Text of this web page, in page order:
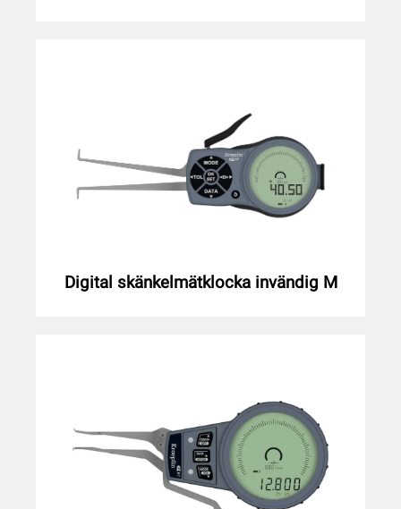
Digital skänkelmätklocka invändig M